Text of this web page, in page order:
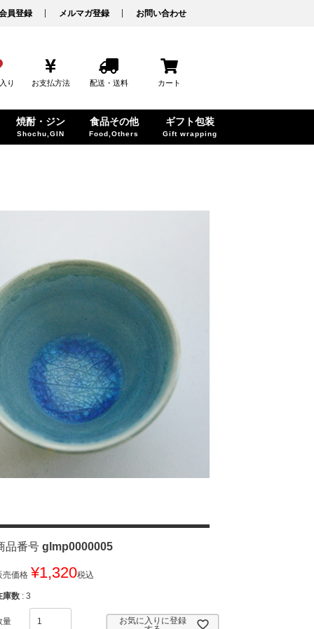
員登録 メルマガ登録 お問い合わせ
り お支払方法 配送・送料 カート
焼酎・ジン
Shochu,GIN
食品その他
Food,Others
ギフト包装
Gift wrapping
品番号 glmp0000005
売価格 ¥1,320税込
庫数 3
お気に入りに登録